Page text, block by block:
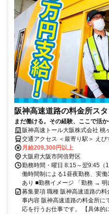
阪神高速道路の料金所ス
まだ働ける。その経験、ここで活
専用の仮眠室等職場環境も充実！
阪神高速トール大阪株式会社 桃
交通アクセス ＜最寄り駅＞ え
阪堺線「恵美須町」駅徒歩すぐ
「今宮戎」駅 天保山営業所 Osaka Metro中央線「大阪港」駅より徒
歩5分
月給209,300円以上
大阪府大阪市阿倍野区
勤務時間・曜日 8:15～翌9:45
働時間制による1昼夜勤務、実
あり ■勤務イメージ 「勤務 →
募集要項 職種 阪神高速道路の
事内容 阪神高速道路の料金所に
応を行うお仕事です。 【具体的